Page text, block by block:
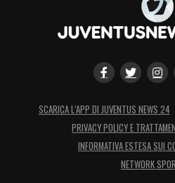
SCARICA L’APP DI JUVENTUS NEWS 24
PRIVACY POLICY E
INFORMATIVA ESTESA SUI
NETWORK